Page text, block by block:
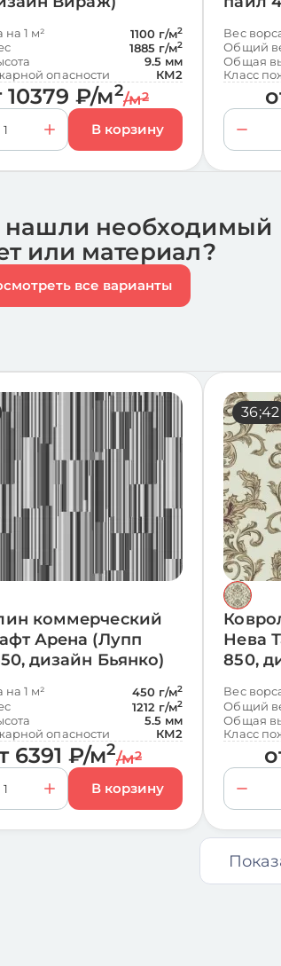
на 1 м² 1100 г/м2
1885 г/м2
9.5 мм
опасности
КМ2
10379 ₽/м2/м2
Вес
Общий
Общая
Класс
нашли необходимый
или материал?
все варианты
17;23
коммерческий
Арена (Лупп
дизайн Бьянко)
на 1 м² 450 г/м2
1212 г/м2
5.5 мм
опасности
КМ2
6391 ₽/м2/м2
36;42
Нева
850,
Вес
Общий
Общая
Класс